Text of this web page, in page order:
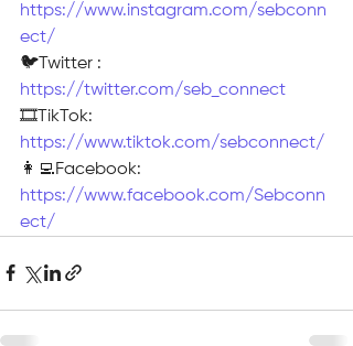
https://www.instagram.com/sebconn
ect/
🐦Twitter :
https://twitter.com/seb_connect
🎞TikTok:
https://www.tiktok.com/sebconnect/
👩‍💻Facebook:
https://www.facebook.com/Sebconn
ect/